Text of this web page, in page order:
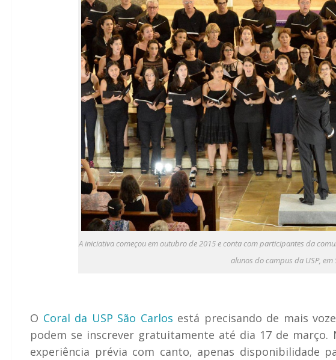
A iniciativa começou em outubro de 2015 e conta com participantes da
alunos do campus da USP, em
O Coral da USP São Carlos está precisando de mais
podem se inscrever gratuitamente até dia 17 de março.
experiência prévia com canto, apenas disponibilidade